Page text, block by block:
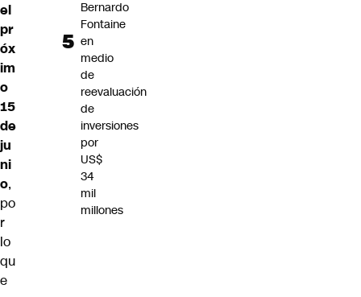
el
pr
óx
im
o
15
de
ju
ni
o,
po
r
lo
qu
e
Bernardo
Fontaine
en
medio
de
reevaluación
de
inversiones
por
US$
34
mil
millones